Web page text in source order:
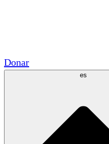
Donar
es